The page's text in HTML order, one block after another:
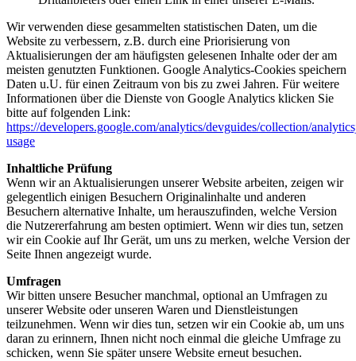
Wir verwenden diese gesammelten statistischen Daten, um die
Website zu verbessern, z.B. durch eine Priorisierung von
Aktualisierungen der am häufigsten gelesenen Inhalte oder der am
meisten genutzten Funktionen. Google Analytics-Cookies speichern
Daten u.U. für einen Zeitraum von bis zu zwei Jahren. Für weitere
Informationen über die Dienste von Google Analytics klicken Sie
bitte auf folgenden Link:
https://developers.google.com/analytics/devguides/collection/
usage
Inhaltliche Prüfung
Wenn wir an Aktualisierungen unserer Website arbeiten, zeigen wir
gelegentlich einigen Besuchern Originalinhalte und anderen
Besuchern alternative Inhalte, um herauszufinden, welche Version
die Nutzererfahrung am besten optimiert. Wenn wir dies tun, setzen
wir ein Cookie auf Ihr Gerät, um uns zu merken, welche Version der
Seite Ihnen angezeigt wurde.
Umfragen
Wir bitten unsere Besucher manchmal, optional an Umfragen zu
unserer Website oder unseren Waren und Dienstleistungen
teilzunehmen. Wenn wir dies tun, setzen wir ein Cookie ab, um uns
daran zu erinnern, Ihnen nicht noch einmal die gleiche Umfrage zu
schicken, wenn Sie später unsere Website erneut besuchen.